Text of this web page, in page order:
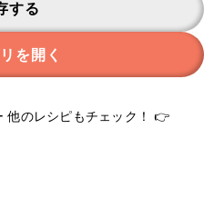
する
を開く
他のレシピもチェック！ 👉